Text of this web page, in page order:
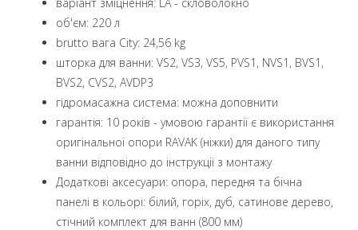
об'єм: 220 л
brutto вага City: 24,56 kg
шторка для ванни: VS2, VS3, VS5, PVS1, NVS1, BVS1,
BVS2, CVS2, AVDP3
гідромасажна система: можна доповнити
гарантія: 10 років - умовою гарантії є використання
оригінальної опори RAVAK (ніжки) для даного типу
ванни відповідно до інструкції з монтажу
Додаткові аксесуари: опора, передня та бічна
панелі в кольорі: білий, горіх, дуб, сатинове дерево,
стічний комплект для ванн (800 мм)